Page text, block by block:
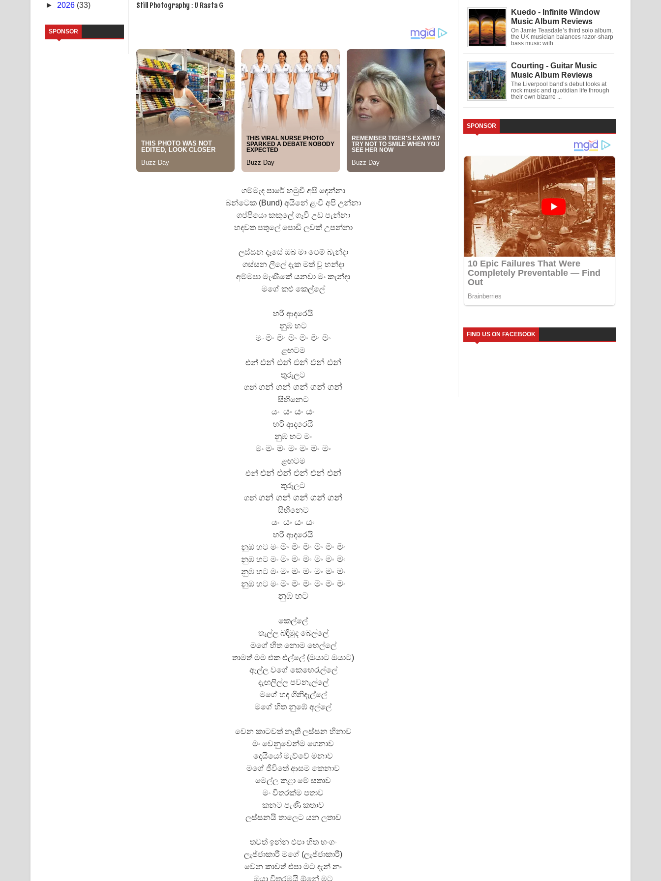
Aramuna Song Lyrics - අරමුණ ගීතයේ පද පෙළ
Sandata Duka Hithila Song Lyrics - සඳට දුක හිතිලා ගීතයේ පද පෙළ
Sihina Song Lyrics - සිහින ගීතයේ පද පෙළ
Father Song Lyrics - ෆාදර් ගීතයේ පද පෙළ
Dannawada Mawa Song Lyrics - දන්නවාද මාව ගීතයේ පද පෙළ
NEENA Song Lyrics - නීනා ගීතයේ පද පෙළ
► 2026 (33)
SPONSOR
Still Photography : U Rasta G
ගම්මැද පාරේ හමුවී අපි දෙන්නා
බන්ටෙක (Bund) අයිනේ ළංවී අපි උන්නා
ගප්පියො කකුලේ ගෑවී උඩ පැන්නා
හදවත පතුලේ පොඩි ලවක් උපන්නා
ලස්සන දෑසේ ඔබ මා පෙම් බැන්දා
ගස්සන ලීලේ දැක මත් වූ හන්දා
අම්මපා මැණිකේ යනවා මං කැන්දා
මගේ කළු කෙල්ලේ
හරි ආදරෙයි
නුඹ හට
මං මං මං මං මං මං මං
ළඟටම
එන් එන් එන් එන් එන් එන්
තුරුලට
ගන් ගන් ගන් ගන් ගන් ගන්
සිහිනෙට
යං යං යං යං
හරි ආදරෙයි
නුඹ හට මං
මං මං මං මං මං මං මං
ළඟටම
එන් එන් එන් එන් එන් එන්
තුරුලට
ගන් ගන් ගන් ගන් ගන් ගන්
සිහිනෙට
යං යං යං යං
හරි ආදරෙයි
නුඹ හට මං මං මං මං මං මං මං
නුඹ හට මං මං මං මං මං මං මං
නුඹ හට මං මං මං මං මං මං මං
නුඹ හට මං මං මං මං මං මං මං
නුඹ හට
කෙල්ලේ
තැල්ල බඳිමුද බෙල්ලේ
මගේ හිත නොම හෙල්ලේ
තාමත් මම එක එල්ලේ (ඔයාට ඔයාට)
ඇල්ල වගේ කෙහෙරැල්ලේ
දැඟලිල්ල පවනැල්ලේ
මගේ හද ගිනිදැල්ලේ
මගේ හිත නුඹේ අල්ලේ
වෙන කාටවත් නැති ලස්සන හිනාව
මං වෙනුවෙන්ම ගෙනාව
දෙයියෝ මැව්වේ මනාව
මගේ ජීවිතේ ආසම කෙනාව
මෙල්ල කළා මේ සතාව
මං විතරක්ම පතාව
කනට පැණි කතාව
ලස්සනයි තාලෙට යන ලතාව
තවත් ඉන්න එපා හිත හංගං
ලැජ්ජාකාරී මගේ (ලැජ්ජාකාරී)
වෙන කාවත් එපා මට දැන් නං
ඔයා විතරමයි ඕනේ මට
Kuedo - Infinite Window
Music Album Reviews
On Jamie Teasdale’s third solo album,
the UK musician balances razor-sharp
bass music with ...
Courting - Guitar Music
Music Album Reviews
The Liverpool band’s debut looks at
rock music and quotidian life through
their own bizarre ...
SPONSOR
FIND US ON FACEBOOK